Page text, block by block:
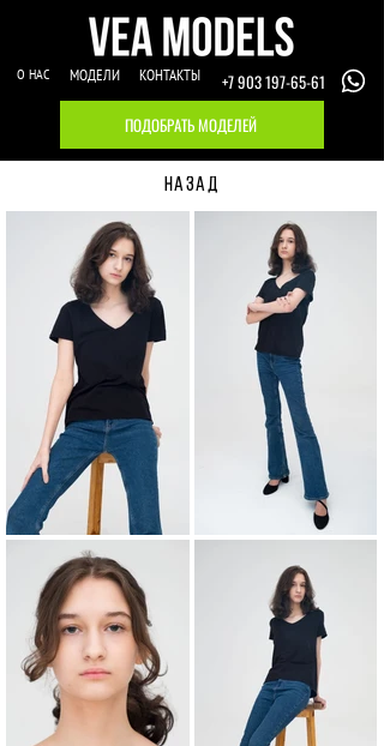
О НАС МОДЕЛИ КОНТАКТЫ
+7 903 197-65-61
ПОДОБРАТЬ МОДЕЛЕЙ
НАЗАД